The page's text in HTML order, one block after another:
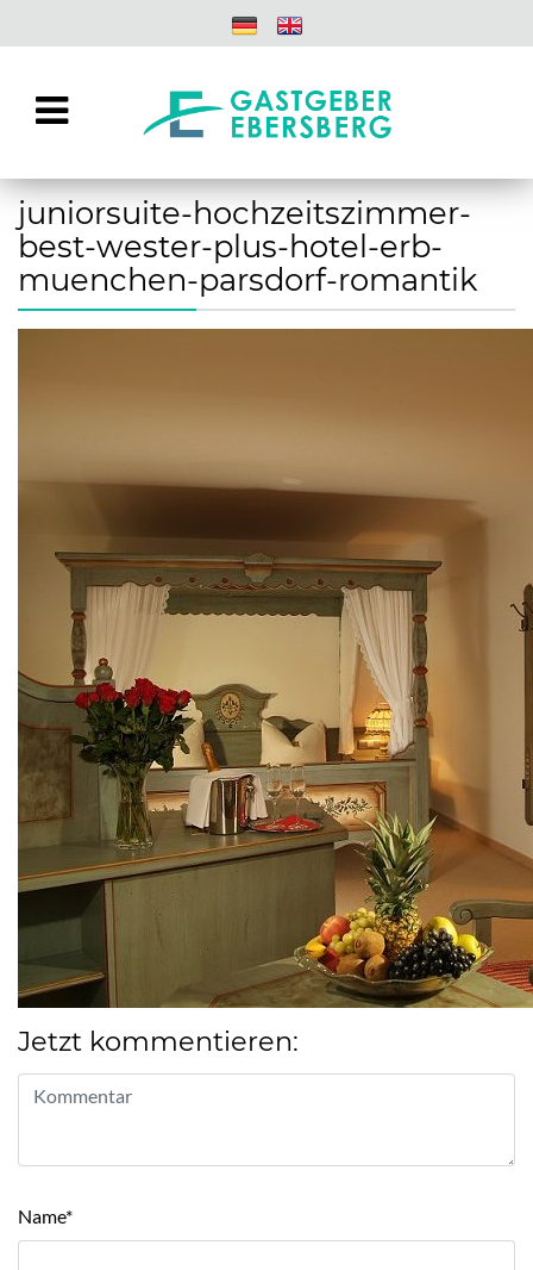
juniorsuite-hochzeitszimmer-
best-wester-plus-hotel-erb-
muenchen-parsdorf-romantik
Jetzt kommentieren:
Name*